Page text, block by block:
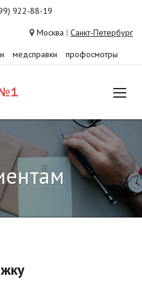
922-88-19
Москва | Санкт-Петербург
медсправки профосмотры